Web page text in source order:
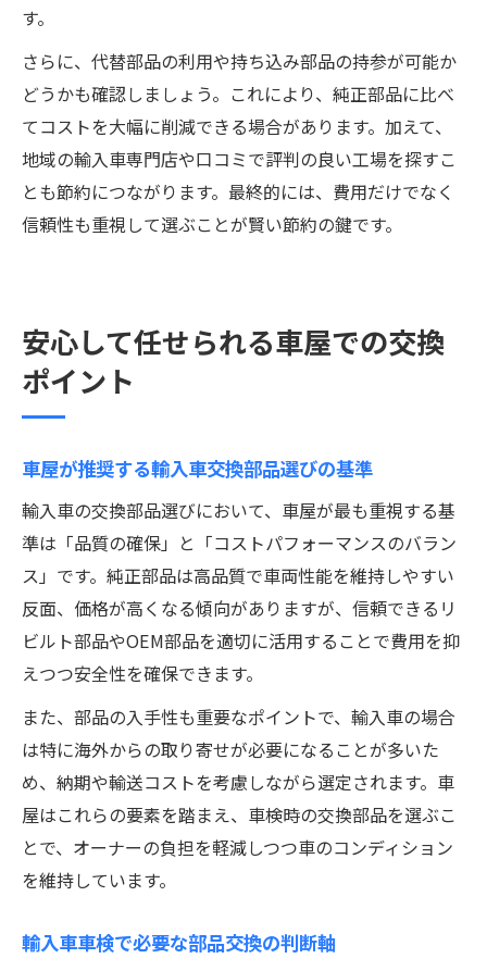
す。
さらに、代替部品の利用や持ち込み部品の持参が可能か
どうかも確認しましょう。これにより、純正部品に比べ
てコストを大幅に削減できる場合があります。加えて、
地域の輸入車専門店や口コミで評判の良い工場を探すこ
とも節約につながります。最終的には、費用だけでなく
信頼性も重視して選ぶことが賢い節約の鍵です。
安心して任せられる車屋での交換
ポイント
車屋が推奨する輸入車交換部品選びの基準
輸入車の交換部品選びにおいて、車屋が最も重視する基
準は「品質の確保」と「コストパフォーマンスのバラン
ス」です。純正部品は高品質で車両性能を維持しやすい
反面、価格が高くなる傾向がありますが、信頼できるリ
ビルト部品やOEM部品を適切に活用することで費用を抑
えつつ安全性を確保できます。
また、部品の入手性も重要なポイントで、輸入車の場合
は特に海外からの取り寄せが必要になることが多いた
め、納期や輸送コストを考慮しながら選定されます。車
屋はこれらの要素を踏まえ、車検時の交換部品を選ぶこ
とで、オーナーの負担を軽減しつつ車のコンディション
を維持しています。
輸入車車検で必要な部品交換の判断軸